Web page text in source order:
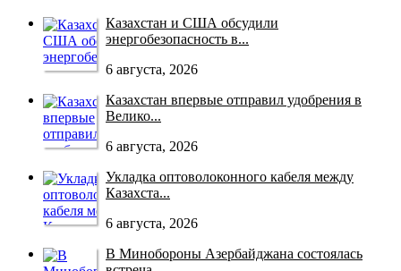
Казахстан и США обсудили
энергобезопасность в...
6 августа, 2026
Казахстан впервые отправил удобрения в
Велико...
6 августа, 2026
Укладка оптоволоконного кабеля между
Казахста...
6 августа, 2026
В Минобороны Азербайджана состоялась